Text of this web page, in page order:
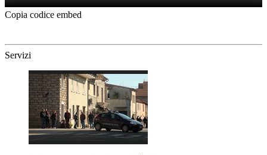
Copia codice embed
Servizi